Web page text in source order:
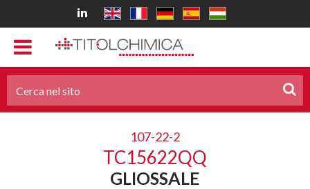
107-22-2
TC15622QQ
GLIOSSALE